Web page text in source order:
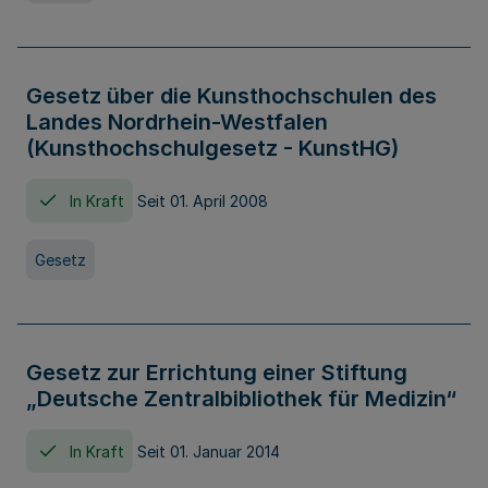
Gesetz über die Kunsthochschulen des
Landes Nordrhein-Westfalen
(Kunsthochschulgesetz - KunstHG)
In Kraft Seit 01. April 2008
Gesetz
Gesetz zur Errichtung einer Stiftung
„Deutsche Zentralbibliothek für Medizin“
In Kraft Seit 01. Januar 2014